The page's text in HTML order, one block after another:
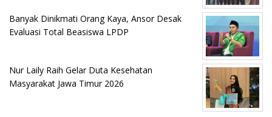
Banyak Dinikmati Orang Kaya, Ansor Desak
Evaluasi Total Beasiswa LPDP
Nur Laily Raih Gelar Duta Kesehatan
Masyarakat Jawa Timur 2026